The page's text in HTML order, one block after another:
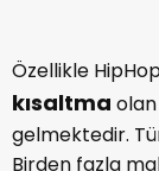
Özellikle
kısaltmaolan